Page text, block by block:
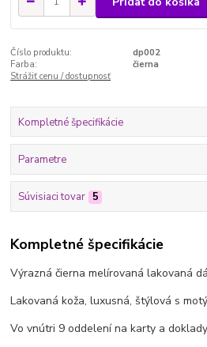
Číslo produktu:
dp002
Farba:
čierna
Strážiť cenu / dostupnosť
Kompletné špecifikácie
Parametre
Súvisiaci tovar 5
Kompletné špecifikácie
Výrazná čierna melírovaná lakovaná
Lakovaná koža, luxusná, štýlová s
Vo vnútri 9 oddelení na karty a